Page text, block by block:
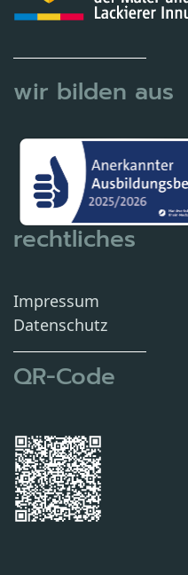
wir bilden aus
rechtliches
Impressum
Datenschutz
QR-Code